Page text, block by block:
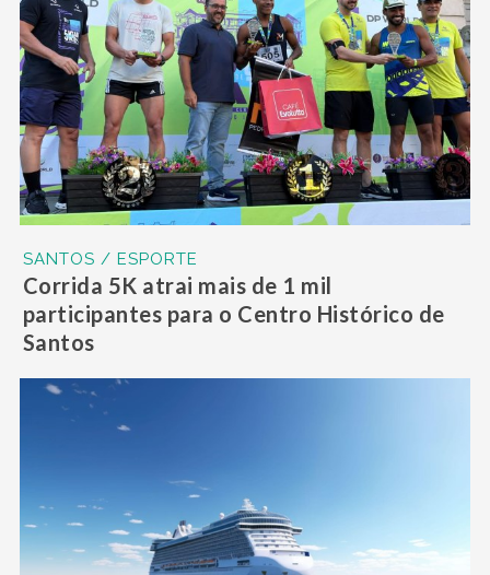
SANTOS / ESPORTE
Corrida 5K atrai mais de 1 mil
participantes para o Centro Histórico de
Santos